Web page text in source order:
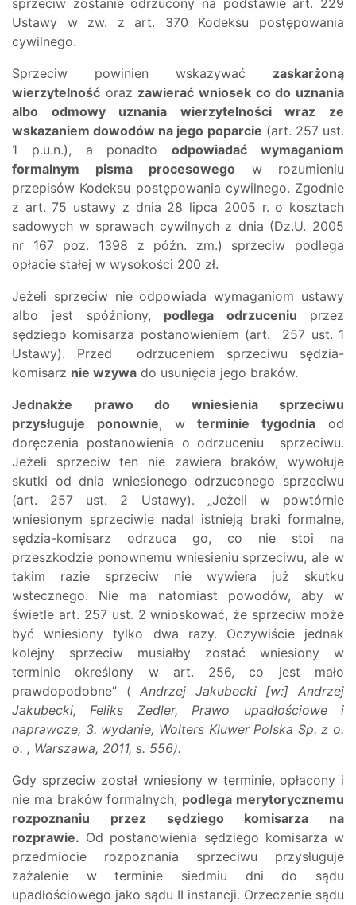
sprzeciw zostanie odrzucony na podstawie art. 229
Ustawy w zw. z art. 370 Kodeksu postępowania
cywilnego.
Sprzeciw powinien wskazywać zaskarżoną
wierzytelność oraz zawierać wniosek co do uznania
albo odmowy uznania wierzytelności wraz ze
wskazaniem dowodów na jego poparcie (art. 257 ust.
1 p.u.n.), a ponadtoodpowiadać wymaganiom
formalnym pisma
procesowego w rozumieniu
przepisów Kodeksu postępowania cywilnego. Zgodnie
z art. 75 ustawy z dnia 28 lipca 2005 r. o kosztach
sadowych w sprawach cywilnych z dnia (Dz.U. 2005
nr 167 poz. 1398 z późn. zm.) sprzeciw podlega
opłacie stałej w wysokości 200 zł.
Jeżeli sprzeciw nie odpowiada wymaganiom ustawy
albo jest spóźniony, podlega odrzuceniu przez
sędziego komisarza postanowieniem (art. 257 ust. 1
Ustawy). Przed odrzuceniem sprzeciwu sędzia-
komisarz nie wzywa do usunięcia jego braków.
Jednakże prawo do wniesienia sprzeciwu
przysługuje ponownie, wterminie tygodnia od
doręczenia postanowienia o odrzuceniu sprzeciwu.
Jeżeli sprzeciw ten nie zawiera braków, wywołuje
skutki od dnia wniesionego odrzuconego sprzeciwu
(art. 257 ust. 2 Ustawy). „Jeżeli w powtórnie
wniesionym sprzeciwie nadal istnieją braki formalne,
sędzia-komisarz odrzuca go, co nie stoi na
przeszkodzie ponownemu wniesieniu sprzeciwu, ale w
takim razie sprzeciw nie wywiera już skutku
wstecznego. Nie ma natomiast powodów, aby w
świetle art. 257 ust. 2 wnioskować, że sprzeciw może
być wniesiony tylko dwa razy. Oczywiście jednak
kolejny sprzeciw musiałby zostać wniesiony w
terminie określony w art. 256, co jest mało
prawdopodobne” ( Andrzej Jakubecki [w:] Andrzej
Jakubecki, Feliks Zedler, Prawo upadłościowe i
naprawcze, 3. wydanie, Wolters Kluwer Polska Sp. z o.
o. , Warszawa, 2011, s. 556).
Gdy sprzeciw został wniesiony w terminie, opłacony i
nie ma braków formalnych, podlega merytorycznemu
rozpoznaniu przez sędziego komisarza na
rozprawie. Od postanowienia sędziego komisarza w
przedmiocie rozpoznania sprzeciwu przysługuje
zażalenie w terminie siedmiu dni do sądu
upadłościowego jako sądu II instancji. Orzeczenie sądu